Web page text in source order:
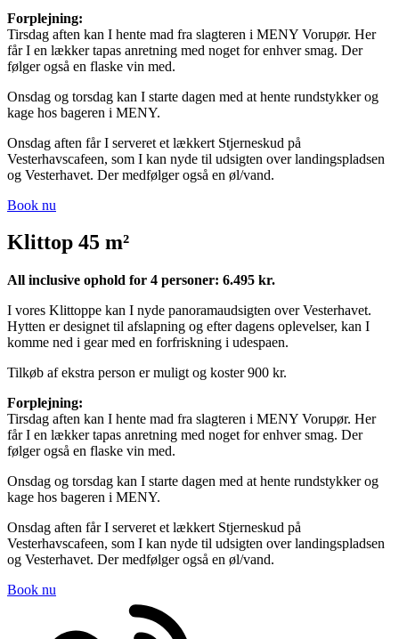
Forplejning:
Tirsdag aften kan I hente mad fra slagteren i MENY Vorupør. Her
får I en lækker tapas anretning med noget for enhver smag. Der
følger også en flaske vin med.
Onsdag og torsdag kan I starte dagen med at hente rundstykker og
kage hos bageren i MENY.
Onsdag aften får I serveret et lækkert Stjerneskud på
Vesterhavscafeen, som I kan nyde til udsigten over landingspladsen
og Vesterhavet. Der medfølger også en øl/vand.
Book nu
Klittop 45 m²
All inclusive ophold for 4 personer: 6.495 kr.
I vores Klittoppe kan I nyde panoramaudsigten over Vesterhavet.
Hytten er designet til afslapning og efter dagens oplevelser, kan I
komme ned i gear med en forfriskning i udespaen.
Tilkøb af ekstra person er muligt og koster 900 kr.
Forplejning:
Tirsdag aften kan I hente mad fra slagteren i MENY Vorupør. Her
får I en lækker tapas anretning med noget for enhver smag. Der
følger også en flaske vin med.
Onsdag og torsdag kan I starte dagen med at hente rundstykker og
kage hos bageren i MENY.
Onsdag aften får I serveret et lækkert Stjerneskud på
Vesterhavscafeen, som I kan nyde til udsigten over landingspladsen
og Vesterhavet. Der medfølger også en øl/vand.
Book nu